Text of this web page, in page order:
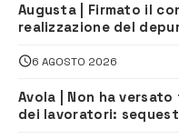
Augusta | Firmato il
realizzazione del
6 AGOSTO 2026
Avola | Non ha
dei lavoratori: